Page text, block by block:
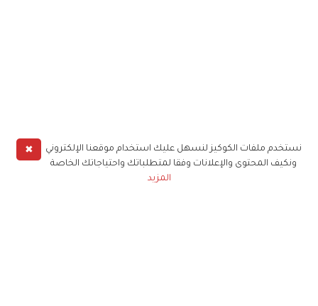
✖
نستخدم ملفات الكوكيز لنسهل عليك استخدام موقعنا الإلكتروني
ونكيف المحتوى والإعلانات وفقا لمتطلباتك واحتياجاتك الخاصة
المزيد